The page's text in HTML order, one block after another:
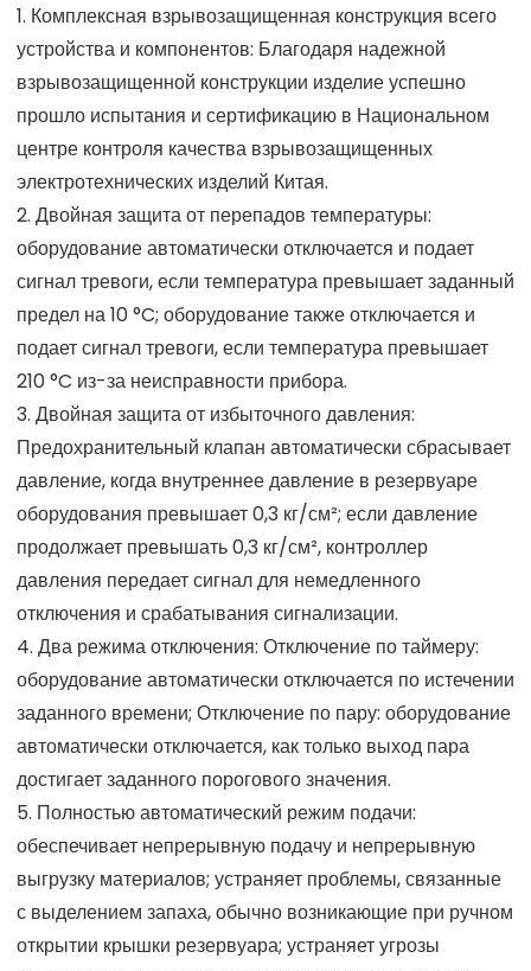
1. Комплексная взрывозащищенная конструкция всего
устройства и компонентов: Благодаря надежной
взрывозащищенной конструкции изделие успешно
прошло испытания и сертификацию в Национальном
центре контроля качества взрывозащищенных
электротехнических изделий Китая.
2. Двойная защита от перепадов температуры:
оборудование автоматически отключается и подает
сигнал тревоги, если температура превышает заданный
предел на 10 °C; оборудование также отключается и
подает сигнал тревоги, если температура превышает
210 °C из-за неисправности прибора.
3. Двойная защита от избыточного давления:
Предохранительный клапан автоматически сбрасывает
давление, когда внутреннее давление в резервуаре
оборудования превышает 0,3 кг/см²; если давление
продолжает превышать 0,3 кг/см², контроллер
давления передает сигнал для немедленного
отключения и срабатывания сигнализации.
4. Два режима отключения: Отключение по таймеру:
оборудование автоматически отключается по истечении
заданного времени; Отключение по пару: оборудование
автоматически отключается, как только выход пара
достигает заданного порогового значения.
5. Полностью автоматический режим подачи:
обеспечивает непрерывную подачу и непрерывную
выгрузку материалов; устраняет проблемы, связанные
с выделением запаха, обычно возникающие при ручном
открытии крышки резервуара; устраняет угрозы